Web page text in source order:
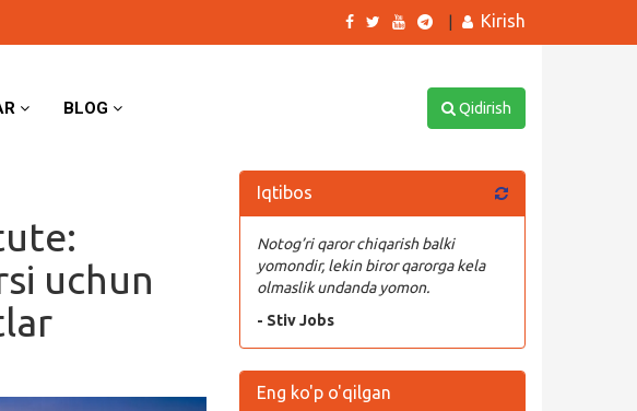
Kirish
BLOG Qidirish
uchun
Iqtibos
Notog’ri qaror chiqarish balki
yomondir, lekin biror qarorga kela
olmaslik undanda yomon.
- Stiv Jobs
Eng ko'p o'qilgan